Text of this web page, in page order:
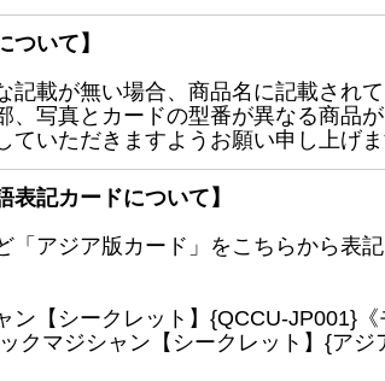
ついて】
記載が無い場合、商品名に記載され
、写真とカードの型番が異なる商品
ていただきますようお願い申し上げま
表記カードについて】
「アジア版カード」をこちらから表
ン【シークレット】{QCCU-JP001}
マジシャン【シークレット】{アジ